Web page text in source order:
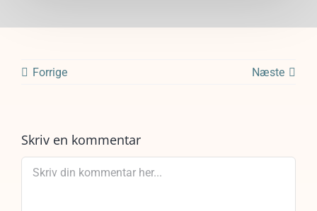
Forrige Næste
Skriv en kommentar
Comment